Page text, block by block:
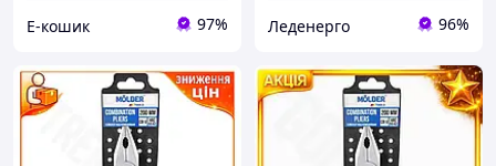
Е-кошик 97% Леденерго 96%